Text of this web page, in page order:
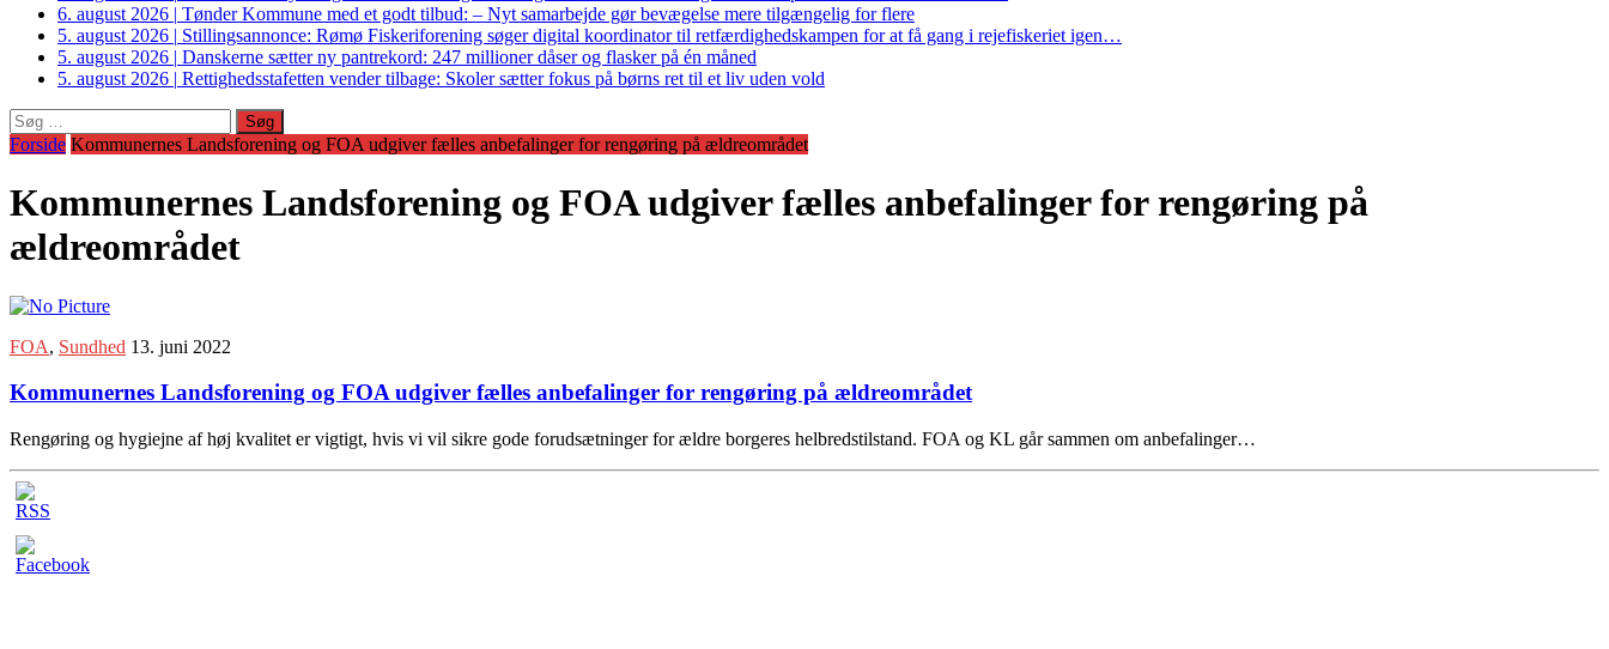
6. august 2026 | Tønder Kommune med et godt tilbud: – Nyt samarbejde gør bevægelse mere tilgængelig for flere
5. august 2026 | Stillingsannonce: Rømø Fiskeriforening søger digital koordinator til retfærdighedskampen for at få gang i rejefiskeriet igen…
5. august 2026 | Danskerne sætter ny pantrekord: 247 millioner dåser og flasker på én måned
5. august 2026 | Rettighedsstafetten vender tilbage: Skoler sætter fokus på børns ret til et liv uden vold
Søg
efter:
Forside Kommunernes Landsforening og FOA udgiver fælles anbefalinger for rengøring på ældreområdet
Kommunernes Landsforening og FOA udgiver fælles anbefalinger for rengøring på
ældreområdet
FOA, Sundhed 13. juni 2022
Kommunernes Landsforening og FOA udgiver fælles anbefalinger for rengøring på ældreområdet
Rengøring og hygiejne af høj kvalitet er vigtigt, hvis vi vil sikre gode forudsætninger for ældre borgeres helbredstilstand. FOA og KL går sammen om anbefalinger…